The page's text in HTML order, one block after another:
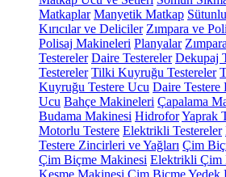
Matkaplar Manyetik Matkap
Kırıcılar ve Deliciler Zımpara ve
Polisaj Makineleri Planyalar
Testereler Daire Testereler Dekupaj
Testereler Tilki Kuyruğu Testereler
Kuyruğu Testere Ucu Daire Testere
Ucu Bahçe Makineleri Çapalama
Budama Makinesi HidroforYaprak
Motorlu Testere Elektrikli Testereler
Testere Zincirleri ve Yağları Çim
Çim Biçme Makinesi Elektrikli Çim
Kesme Makinesi Çim Biçme Yedek